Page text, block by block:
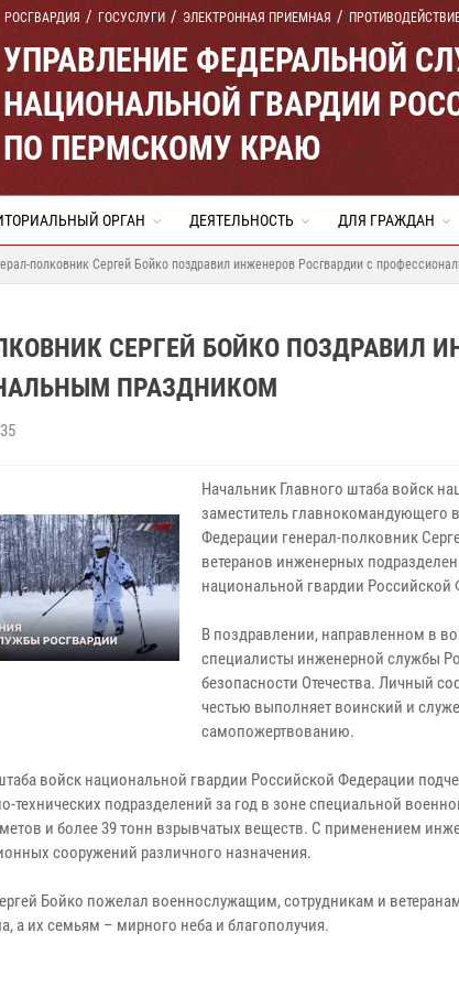
РОСГВАРДИЯ ГОСУСЛУГИ ЭЛЕКТРОННАЯ ПРИЕМНАЯ
УПРАВЛЕНИЕ ФЕДЕРАЛЬНОЙ
НАЦИОНАЛЬНОЙ ГВАРДИИ
ПО ПЕРМСКОМУ КРАЮ
ОРГАН ДЕЯТЕЛЬНОСТЬ ДЛЯ ГРАЖДАН
полковник Сергей Бойко поздравил инженеров Росгвардии с
СЕРГЕЙ БОЙКО ПОЗДРАВИЛ
ПРАЗДНИКОМ
Начальник Главного штаба войск
заместитель главнокомандующего
Федерации генерал-полковник
ветеранов инженерных
национальной гвардии Российской
В поздравлении, направленном в
специалисты инженерной службы
безопасности Отечества. Личный
честью выполняет воинский и
самопожертвованию.
войск национальной гвардии Российской Федерации
технических подразделений за год в зоне специальной
и более 39 тонн взрывчатых веществ. С применением
сооружений различного назначения.
Бойко пожелал военнослужащим, сотрудникам и
а их семьям – мирного неба и благополучия.